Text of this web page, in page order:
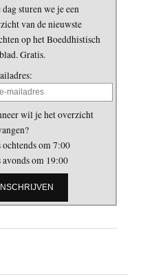
sturen we je een
van de nieuwste
op het Boeddhistisch
Gratis.
wil je het overzicht
ochtends om 7:00
avonds om 19:00